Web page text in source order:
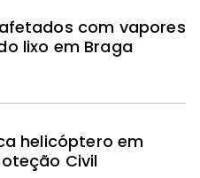
com vapores
lixo em Braga
helicóptero em
Civil